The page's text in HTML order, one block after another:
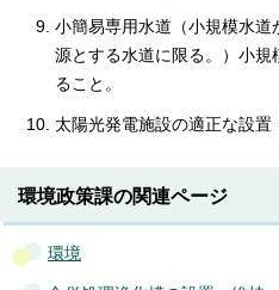
小簡易専用水道（小規模水
源とする水道に限る。）小
ること。
太陽光発電施設の適正な設置
環境政策課の関連ページ
環境